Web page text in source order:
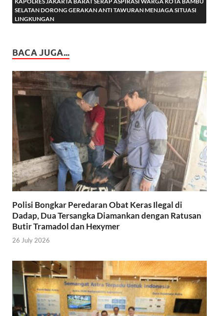
SELATAN DORONG GERAKAN ANTI TAWURAN MENJAGA SITUASI
LINGKUNGAN
BACA JUGA...
Polisi Bongkar Peredaran Obat Keras Ilegal di
Dadap, Dua Tersangka Diamankan dengan Ratusan
Butir Tramadol dan Hexymer
26 July 2026